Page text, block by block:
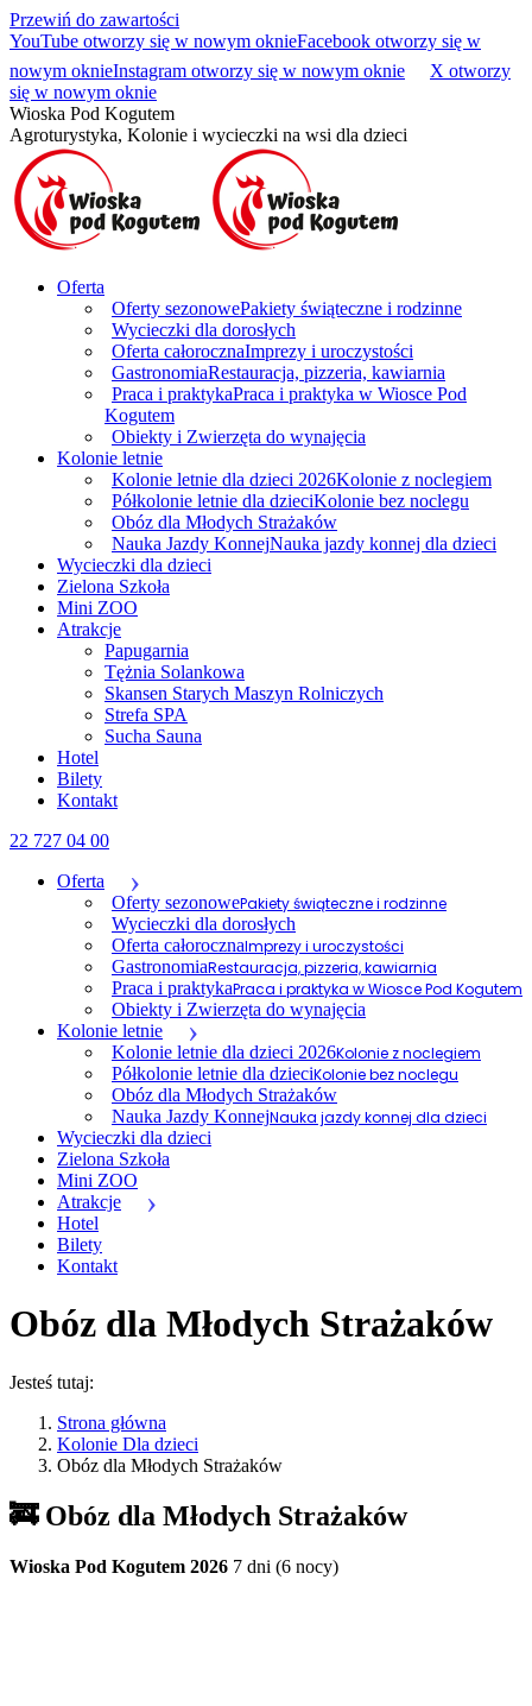
Przewiń do zawartości
YouTube otworzy się w nowym oknieFacebook otworzy się w
nowym oknieInstagram otworzy się w nowym oknie
X otworzy
się w nowym oknie
Wioska Pod Kogutem
Agroturystyka, Kolonie i wycieczki na wsi dla dzieci
Oferta
Oferty sezonowePakiety świąteczne i rodzinne
Wycieczki dla dorosłych
Oferta całorocznaImprezy i uroczystości
GastronomiaRestauracja, pizzeria, kawiarnia
Praca i praktykaPraca i praktyka w Wiosce Pod
Kogutem
Obiekty i Zwierzęta do wynajęcia
Kolonie letnie
Kolonie letnie dla dzieci 2026Kolonie z noclegiem
Półkolonie letnie dla dzieciKolonie bez noclegu
Obóz dla Młodych Strażaków
Nauka Jazdy KonnejNauka jazdy konnej dla dzieci
Wycieczki dla dzieci
Zielona Szkoła
Mini ZOO
Atrakcje
Papugarnia
Tężnia Solankowa
Skansen Starych Maszyn Rolniczych
Strefa SPA
Sucha Sauna
Hotel
Bilety
Kontakt
22 727 04 00
Oferta
Oferty sezonowePakiety świąteczne i rodzinne
Wycieczki dla dorosłych
Oferta całorocznaImprezy i uroczystości
GastronomiaRestauracja, pizzeria, kawiarnia
Praca i praktykaPraca i praktyka w Wiosce Pod Kogutem
Obiekty i Zwierzęta do wynajęcia
Kolonie letnie
Kolonie letnie dla dzieci 2026Kolonie z noclegiem
Półkolonie letnie dla dzieciKolonie bez noclegu
Obóz dla Młodych Strażaków
Nauka Jazdy KonnejNauka jazdy konnej dla dzieci
Wycieczki dla dzieci
Zielona Szkoła
Mini ZOO
Atrakcje
Hotel
Bilety
Kontakt
Obóz dla Młodych Strażaków
Jesteś tutaj:
Strona główna
Kolonie Dla dzieci
Obóz dla Młodych Strażaków
🚒 Obóz dla Młodych Strażaków
Wioska Pod Kogutem 2026 7 dni (6 nocy)